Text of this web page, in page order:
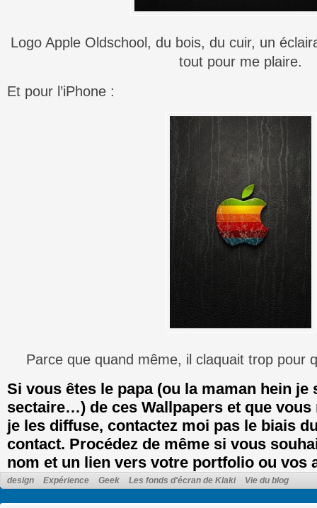
Logo Apple Oldschool, du bois, du cuir, un
tout pour me plaire.
Et pour l’iPhone :
Parce que quand même, il claquait trop pour
Si vous êtes le papa (ou la maman hein
sectaire…) de ces Wallpapers et que vous
je les diffuse, contactez moi pas le biais
contact. Procédez de même si vous
nom et un lien vers votre portfolio ou vos
design Expérience Geek Les fonds d'écran de Klaki Vie du blog